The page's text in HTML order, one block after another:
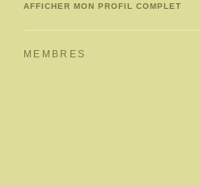
AFFICHER MON PROFIL COMPLET
MEMBRES